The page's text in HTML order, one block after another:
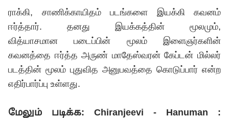
ராக்கி, சாணிக்காயிதம் படங்களை இயக்கி கவனம்
ஈர்த்தார். தனது இயக்கத்தின் மூலமும்,
வித்யாசமான படைப்பின் மூலம் இளைஞர்களின்
கவனத்தை ஈர்த்த அருண் மாதேஸ்வரன் கேப்டன் மில்லர்
படத்தின் மூலம் புதுவித அனுபவத்தை கொடுப்பார் என்ற
எதிர்பார்ப்பு உள்ளது.
மேலும் படிக்க: Chiranjeevi - Hanuman :